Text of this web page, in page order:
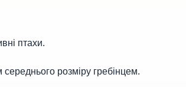
птахи.
розміру гребінцем.